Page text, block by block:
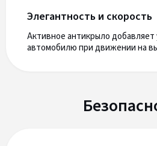
Элегантность и скорость
Активное антикрыло добавляет
автомобилю при движении на